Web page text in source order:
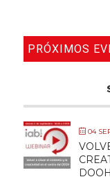
PRÓXIMOS
04
DOOH